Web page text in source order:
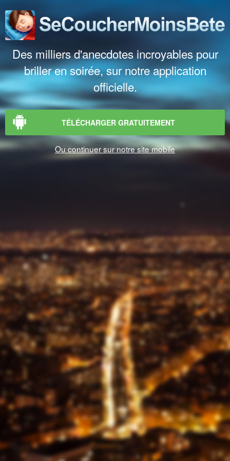
Des milliers d'anecdotes incroyables pour
briller en soirée, sur notre application
officielle.
TÉLÉCHARGER GRATUITEMENT
Ou continuer sur notre site mobile